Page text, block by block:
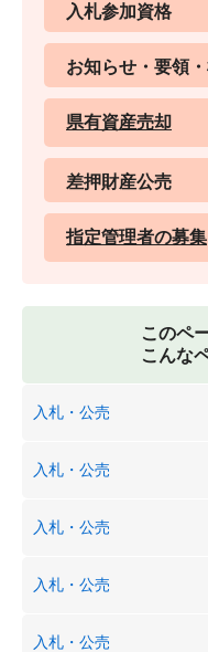
入札参加資格
お知らせ・要領
県有資産売却
差押財産公売
指定管理者の募集
このペ
こんな
入札・公売
入札・公売
入札・公売
入札・公売
入札・公売